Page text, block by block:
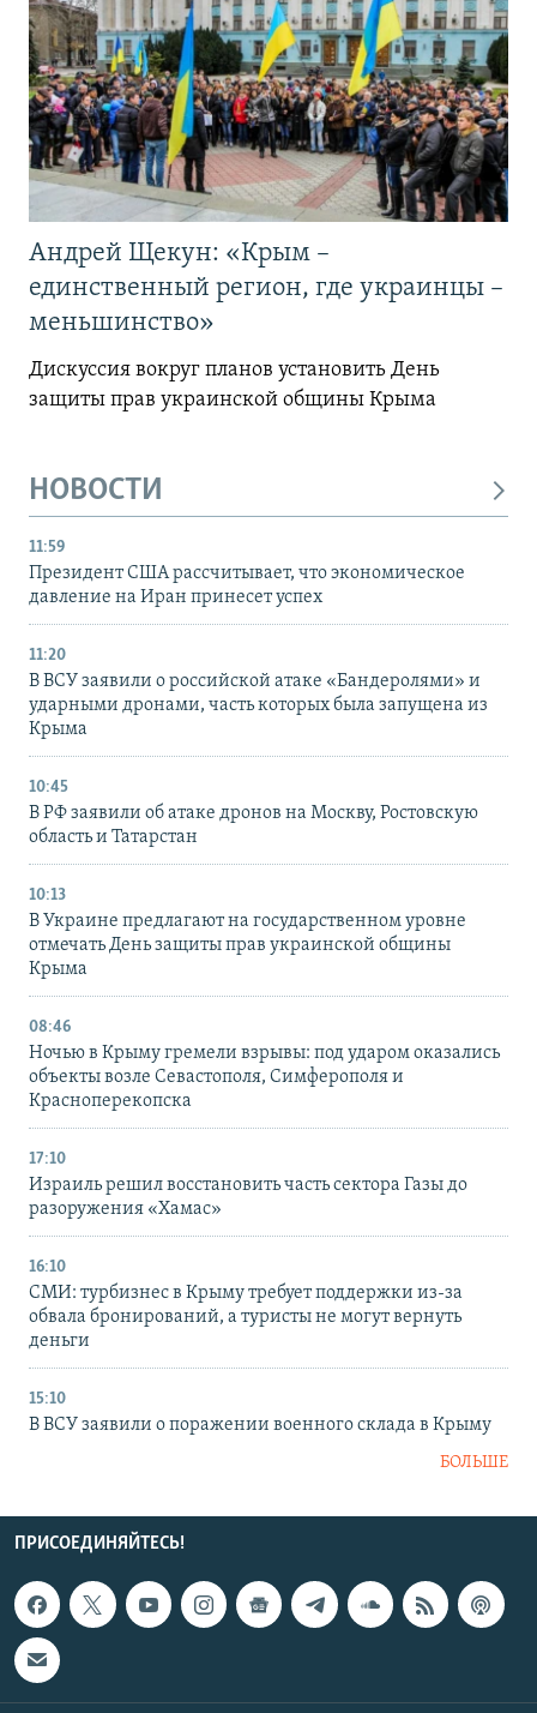
Андрей Щекун: «Крым –
единственный регион, где украинцы –
меньшинство»
Дискуссия вокруг планов установить День
защиты прав украинской общины Крыма
НОВОСТИ
11:59
Президент США рассчитывает, что экономическое
давление на Иран принесет успех
11:20
В ВСУ заявили о российской атаке «Бандеролями» и
ударными дронами, часть которых была запущена из
Крыма
10:45
В РФ заявили об атаке дронов на Москву, Ростовскую
область и Татарстан
10:13
В Украине предлагают на государственном уровне
отмечать День защиты прав украинской общины
Крыма
08:46
Ночью в Крыму гремели взрывы: под ударом оказались
объекты возле Севастополя, Симферополя и
Красноперекопска
17:10
Израиль решил восстановить часть сектора Газы до
разоружения «Хамас»
16:10
СМИ: турбизнес в Крыму требует поддержки из-за
обвала бронирований, а туристы не могут вернуть
деньги
15:10
В ВСУ заявили о поражении военного склада в Крыму
БОЛЬШЕ
ПРИСОЕДИНЯЙТЕСЬ!